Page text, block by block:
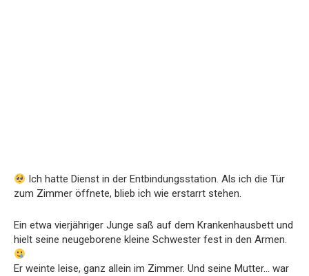
Ich hatte Dienst in der Entbindungsstation. Als ich die Tür
zum Zimmer öffnete, blieb ich wie erstarrt stehen.
Ein etwa vierjähriger Junge saß auf dem Krankenhausbett und
hielt seine neugeborene kleine Schwester fest in den Armen.
Er weinte leise, ganz allein im Zimmer. Und seine Mutter… war